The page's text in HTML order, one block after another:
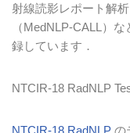
射線読影レポート解析
（MedNLP-CALL ）な
録しています．
NTCIR-18 RadNLP
NTCIR-18 RadNLP の